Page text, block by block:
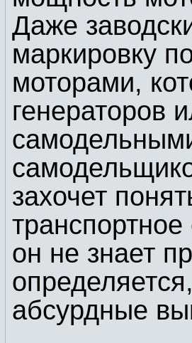
Даже
маркировку
моторами,
генераторов
захочет
он не знает
абсурдные